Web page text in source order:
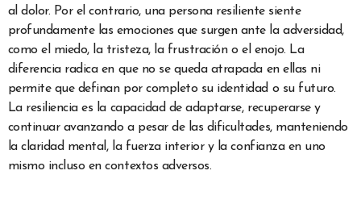
al dolor. Por el contrario, una persona resiliente siente
profundamente las emociones que surgen ante la adversidad,
como el miedo, la tristeza, la frustración o el enojo. La
diferencia radica en que no se queda atrapada en ellas ni
permite que definan por completo su identidad o su futuro.
La resiliencia es la capacidad de adaptarse, recuperarse y
continuar avanzando a pesar de las dificultades, manteniendo
la claridad mental, la fuerza interior y la confianza en uno
mismo incluso en contextos adversos.